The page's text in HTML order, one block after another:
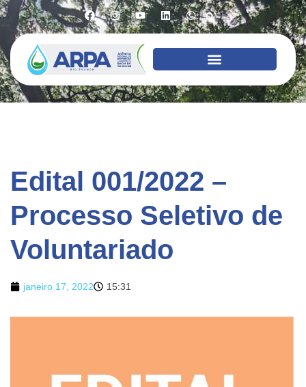
Edital 001/2022 –
Processo Seletivo de
Voluntariado
janeiro 17, 2022 15:31